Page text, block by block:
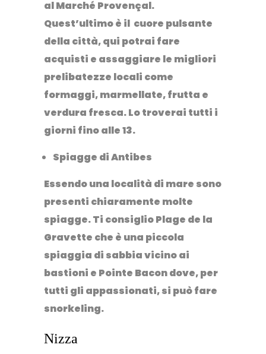
al Marché Provençal.
Quest’ultimo è il cuore pulsante
della città, qui potrai fare
acquisti e assaggiare le migliori
prelibatezze locali come
formaggi, marmellate, frutta e
verdura fresca. Lo troverai tutti i
giorni fino alle 13.
Spiagge di Antibes
Essendo una località di mare sono
presenti chiaramente molte
spiagge. Ti consiglio Plage de la
Gravette che è una piccola
spiaggia di sabbia vicino ai
bastioni e Pointe Bacon dove, per
tutti gli appassionati, si può fare
snorkeling.
Nizza